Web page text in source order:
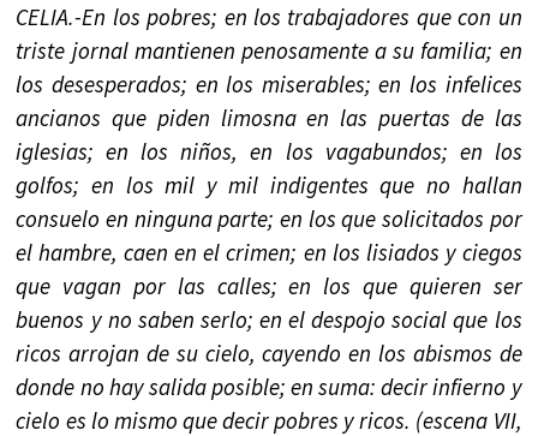
CELIA.-En los pobres; en los trabajadores que con un
triste jornal mantienen penosamente a su familia; en
los desesperados; en los miserables; en los infelices
ancianos que piden limosna en las puertas de las
iglesias; en los niños, en los vagabundos; en los
golfos; en los mil y mil indigentes que no hallan
consuelo en ninguna parte; en los que solicitados por
el hambre, caen en el crimen; en los lisiados y ciegos
que vagan por las calles; en los que quieren ser
buenos y no saben serlo; en el despojo social que los
ricos arrojan de su cielo, cayendo en los abismos de
donde no hay salida posible; en suma: decir infierno y
cielo es lo mismo que decir pobres y ricos. (escena VII,